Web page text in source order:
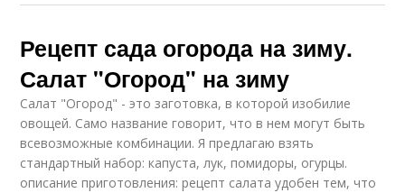
Рецепт сада огорода на зиму.
Салат "Огород" на зиму
Салат "Огород" - это заготовка, в которой изобилие
овощей. Само название говорит, что в нем могут быть
всевозможные комбинации. Я предлагаю взять
стандартный набор: капуста, лук, помидоры, огурцы.
описание приготовления: рецепт салата удобен тем, что